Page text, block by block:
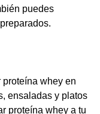
puedes
whey en
ensaladas y platos
proteína whey a tu